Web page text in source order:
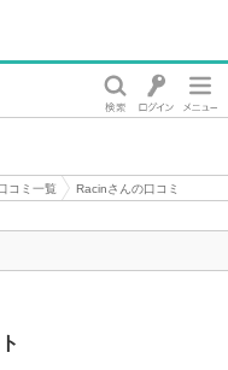
コミ一覧
Racinさんの口コミ